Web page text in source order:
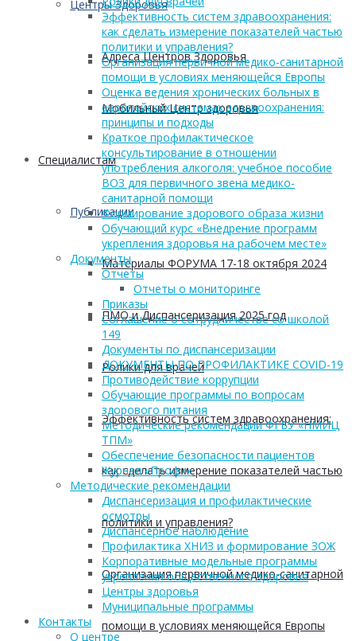
Центры Здоровья
Адреса Центров Здоровья
Мобильный Центр здоровья
Cпециалистам
Публикации
Материалы ФОРУМА 17-18 октября 2024
ПМО и Диспансеризация 2025 год
Ролики для врачей
Эффективность систем здравоохранения:
как сделать измерение показателей частью
политики и управления?
Организация первичной медико-санитарной
помощи в условиях меняющейся Европы
Эффективность систем здравоохранения:
как сделать измерение показателей частью
политики и управления?
Организация первичной медико-санитарной
помощи в условиях меняющейся Европы
Оценка ведения хронических больных в
европейских системах здравоохранения:
принципы и подходы
Краткое профилактическое
консультирование в отношении
употребления алкоголя: учебное пособие
ВОЗ для первичного звена медико-
санитарной помощи
Формирование здорового образа жизни
Обучающий курс «Внедрение программ
укрепления здоровья на рабочем месте»
Документы
Отчеты
Отчеты о мониторинге
Приказы
Соглашение о сотрудничестве со школой
149
Документы по диспансеризации
ДОКУМЕНТЫ ПО ПРОФИЛАКТИКЕ COVID-19
Противодействие коррупции
Обучающие программы по вопросам
здорового питания
Методические рекомендации ФГБУ «НМИЦ
ТПМ»
Обеспечение безопасности пациентов
Журнал «Профи»
Методические рекомендации
Диспансеризация и профилактические
осмотры
Диспансерное наблюдение
Профилактика ХНИЗ и формирование ЗОЖ
Корпоративные модельные программы
укрепления общественного здоровья
Центры здоровья
Муниципальные программы
Контакты
О центре